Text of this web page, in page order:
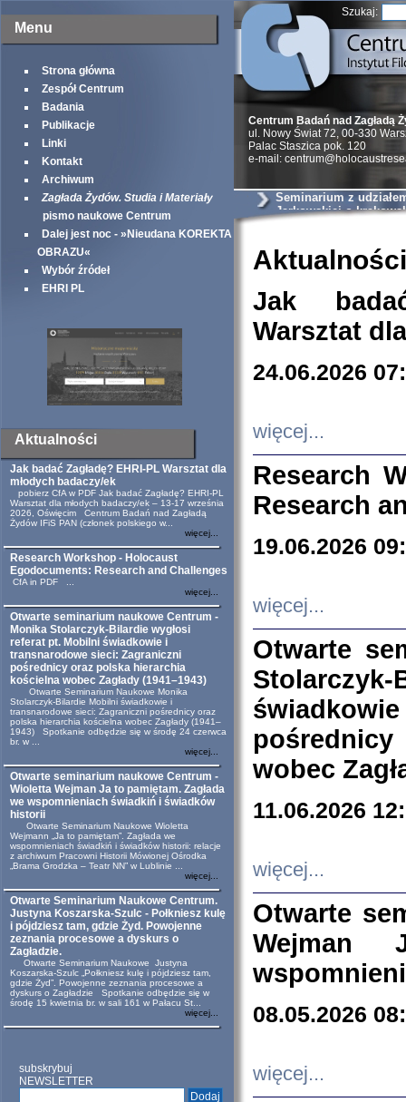
Menu
Strona główna
Zespół Centrum
Badania
Publikacje
Linki
Kontakt
Archiwum
Zagłada Żydów. Studia i Materiały
pismo naukowe Centrum
Dalej jest noc - »Nieudana KOREKTA
OBRAZU«
Wybór źródeł
EHRI PL
Aktualności
Jak badać Zagładę? EHRI-PL Warsztat dla
młodych badaczy/ek
pobierz CfA w PDF Jak badać Zagładę? EHRI-PL
Warsztat dla młodych badaczy/ek – 13-17 września
2026, Oświęcim Centrum Badań nad Zagładą
Żydów IFiS PAN (członek polskiego w...
więcej...
Research Workshop - Holocaust
Egodocuments: Research and Challenges
CfA in PDF ...
więcej...
Otwarte seminarium naukowe Centrum -
Monika Stolarczyk-Bilardie wygłosi
referat pt. Mobilni świadkowie i
transnarodowe sieci: Zagraniczni
pośrednicy oraz polska hierarchia
kościelna wobec Zagłady (1941–1943)
Otwarte Seminarium Naukowe Monika
Stolarczyk-Bilardie Mobilni świadkowie i
transnarodowe sieci: Zagraniczni pośrednicy oraz
polska hierarchia kościelna wobec Zagłady (1941–
1943) Spotkanie odbędzie się w środę 24 czerwca
br. w ...
więcej...
Otwarte seminarium naukowe Centrum -
Wioletta Wejman Ja to pamiętam. Zagłada
we wspomnieniach świadkiń i świadków
historii
Otwarte Seminarium Naukowe Wioletta
Wejmann „Ja to pamiętam”. Zagłada we
wspomnieniach świadkiń i świadków historii: relacje
z archiwum Pracowni Historii Mówionej Ośrodka
„Brama Grodzka – Teatr NN” w Lublinie ...
więcej...
Otwarte Seminarium Naukowe Centrum.
Justyna Koszarska-Szulc - Połkniesz kulę
i pójdziesz tam, gdzie Żyd. Powojenne
zeznania procesowe a dyskurs o
Zagładzie.
Otwarte Seminarium Naukowe Justyna
Koszarska-Szulc „Połkniesz kulę i pójdziesz tam,
gdzie Żyd”. Powojenne zeznania procesowe a
dyskurs o Zagładzie Spotkanie odbędzie się w
środę 15 kwietnia br. w sali 161 w Pałacu St...
więcej...
subskrybuj
NEWSLETTER
Szukaj:
Centrum Badań nad Zagładą
ul. Nowy Świat 72, 00-330
Palac Staszica pok. 120
e-mail:
Seminarium z
Jarkowskiej o
Aktualności
Jak
Warsztat
24.06.2026
więcej...
Research
Research
19.06.2026
więcej...
Otwarte
wobec
11.06.2026
więcej...
Otwarte
Wejman
08.05.2026
więcej...